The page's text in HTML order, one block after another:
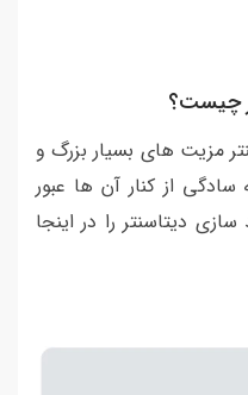
چیست؟
مزیت های بسیار بزرگ و
از کنار آن ها عبور
دیتاسنتر را در اینجا